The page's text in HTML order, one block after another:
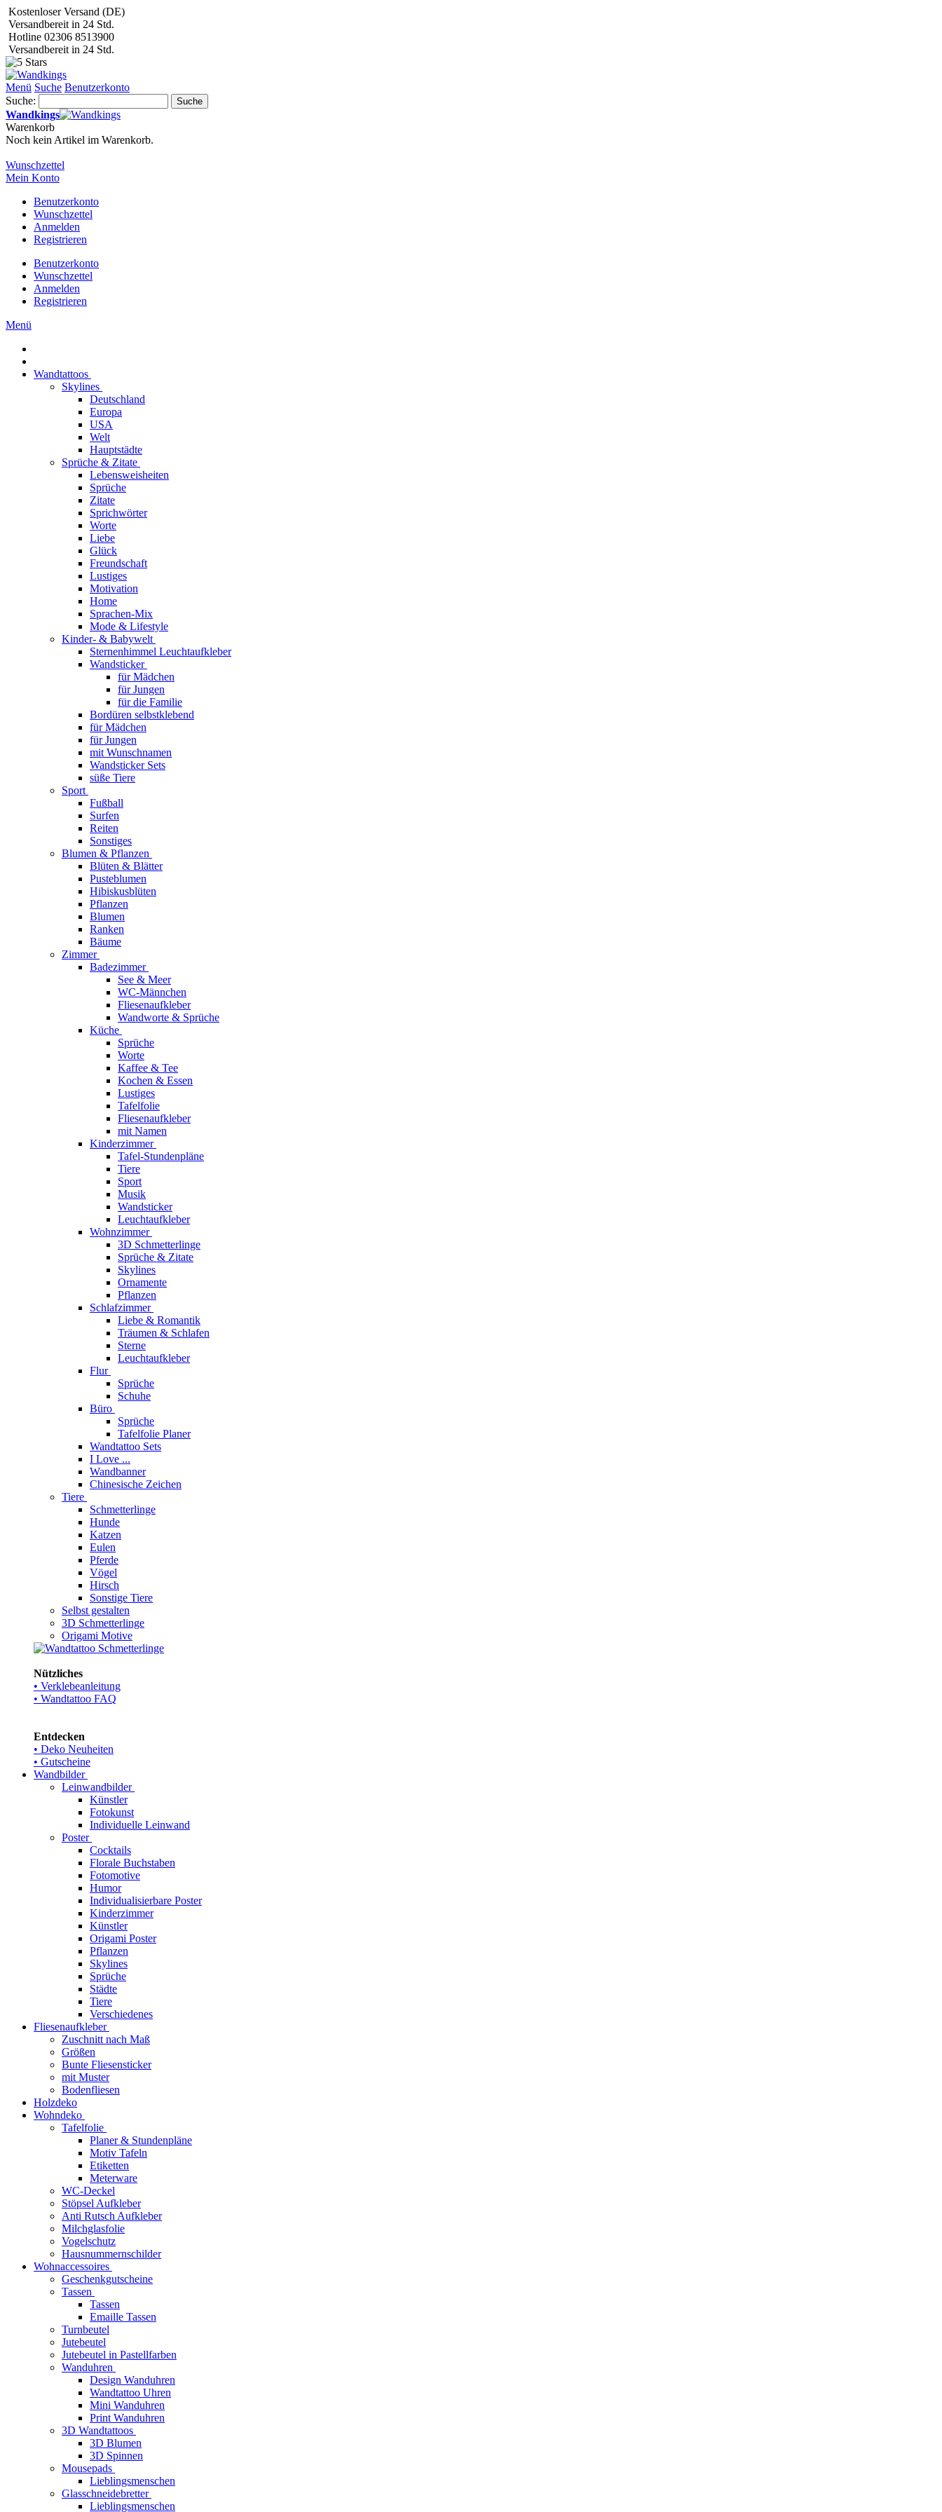
Kostenloser Versand (DE)
Versandbereit in 24 Std.
Hotline 02306 8513900
Versandbereit in 24 Std.
Menü Suche Benutzerkonto
Suche:
Suche
Wandkings
Warenkorb
Noch kein Artikel im Warenkorb.
Wunschzettel
Mein Konto
Benutzerkonto
Wunschzettel
Anmelden
Registrieren
Benutzerkonto
Wunschzettel
Anmelden
Registrieren
Menü
Wandtattoos
Skylines
Deutschland
Europa
USA
Welt
Hauptstädte
Sprüche & Zitate
Lebensweisheiten
Sprüche
Zitate
Sprichwörter
Worte
Liebe
Glück
Freundschaft
Lustiges
Motivation
Home
Sprachen-Mix
Mode & Lifestyle
Kinder- & Babywelt
Sternenhimmel Leuchtaufkleber
Wandsticker
für Mädchen
für Jungen
für die Familie
Bordüren selbstklebend
für Mädchen
für Jungen
mit Wunschnamen
Wandsticker Sets
süße Tiere
Sport
Fußball
Surfen
Reiten
Sonstiges
Blumen & Pflanzen
Blüten & Blätter
Pusteblumen
Hibiskusblüten
Pflanzen
Blumen
Ranken
Bäume
Zimmer
Badezimmer
See & Meer
WC-Männchen
Fliesenaufkleber
Wandworte & Sprüche
Küche
Sprüche
Worte
Kaffee & Tee
Kochen & Essen
Lustiges
Tafelfolie
Fliesenaufkleber
mit Namen
Kinderzimmer
Tafel-Stundenpläne
Tiere
Sport
Musik
Wandsticker
Leuchtaufkleber
Wohnzimmer
3D Schmetterlinge
Sprüche & Zitate
Skylines
Ornamente
Pflanzen
Schlafzimmer
Liebe & Romantik
Träumen & Schlafen
Sterne
Leuchtaufkleber
Flur
Sprüche
Schuhe
Büro
Sprüche
Tafelfolie Planer
Wandtattoo Sets
I Love ...
Wandbanner
Chinesische Zeichen
Tiere
Schmetterlinge
Hunde
Katzen
Eulen
Pferde
Vögel
Hirsch
Sonstige Tiere
Selbst gestalten
3D Schmetterlinge
Origami Motive
Nützliches
• Verklebeanleitung
• Wandtattoo FAQ
Entdecken
• Deko Neuheiten
• Gutscheine
Wandbilder
Leinwandbilder
Künstler
Fotokunst
Individuelle Leinwand
Poster
Cocktails
Florale Buchstaben
Fotomotive
Humor
Individualisierbare Poster
Kinderzimmer
Künstler
Origami Poster
Pflanzen
Skylines
Sprüche
Städte
Tiere
Verschiedenes
Fliesenaufkleber
Zuschnitt nach Maß
Größen
Bunte Fliesensticker
mit Muster
Bodenfliesen
Holzdeko
Wohndeko
Tafelfolie
Planer & Stundenpläne
Motiv Tafeln
Etiketten
Meterware
WC-Deckel
Stöpsel Aufkleber
Anti Rutsch Aufkleber
Milchglasfolie
Vogelschutz
Hausnummernschilder
Wohnaccessoires
Geschenkgutscheine
Tassen
Tassen
Emaille Tassen
Turnbeutel
Jutebeutel
Jutebeutel in Pastellfarben
Wanduhren
Design Wanduhren
Wandtattoo Uhren
Mini Wanduhren
Print Wanduhren
3D Wandtattoos
3D Blumen
3D Spinnen
Mousepads
Lieblingsmenschen
Glasschneidebretter
Lieblingsmenschen